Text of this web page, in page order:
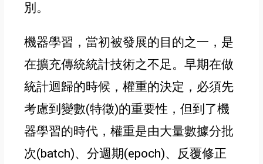
別 。
機器學習 ，當初被發展的目的之一 ， 是
在擴充傳統統計技術之不足 。早期在做
統計迴歸的時候 ，權重的決定 ，必須先
考慮到變數(特徵)的重要性 ，但到了機
器學習的時代 ，權重是由大量數據分批
次(batch)、分週期(epoch)、反覆修正